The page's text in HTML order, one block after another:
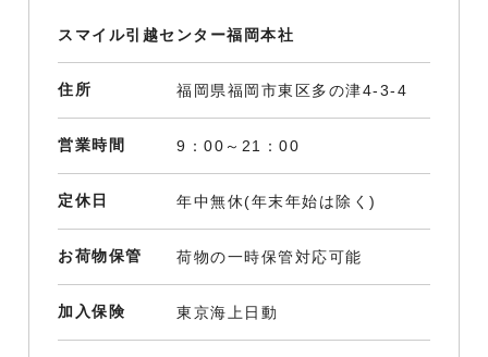
スマイル引越センター福岡本社
住所 福岡県福岡市東区多の津4-3-4
営業時間 9：00～21：00
定休日 年中無休(年末年始は除く)
お荷物保管 荷物の一時保管対応可能
加入保険 東京海上日動